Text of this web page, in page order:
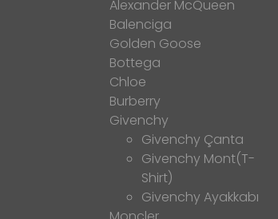
Alexander McQueen
Balenciga
Golden Goose
Bottega
Chloe
Burberry
Givenchy
Givenchy Çanta
Givenchy Mont(T-
Shirt)
Givenchy Ayakkabı